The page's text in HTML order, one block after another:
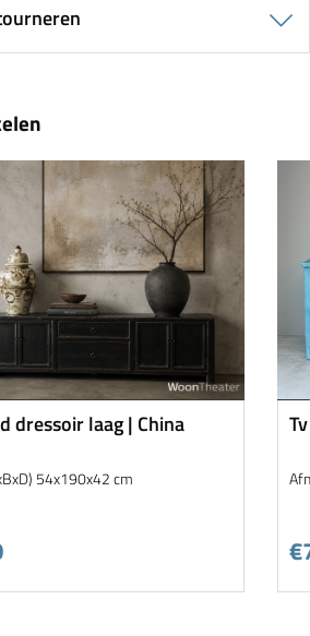
dressoir laag | China
54x190x42 cm